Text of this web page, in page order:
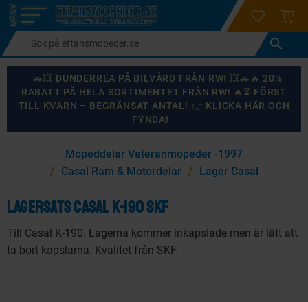
Meny
login
🚗💥 DUNDERREA PÅ BILVÅRD FRÅN RW! 💥🚗🔥 20%
RABATT PÅ HELA SORTIMENTET FRÅN RW! 🔥⏳ FÖRST
TILL KVARN – BEGRÄNSAT ANTAL! 👉 KLICKA HÄR OCH
FYNDA!
KANSKE NÅGON AV DESSA PRODUKTER KAN INTRESSERA
87
Mopeddelar Veteranmopeder -1997
Casal Ram & Motordelar
Lager Casal
Lagersats Casal K-190 SKF
Till Casal K-190. Lagerna kommer inkapslade men är lätt att
ta bort kapslarna. Kvalitet från SKF.